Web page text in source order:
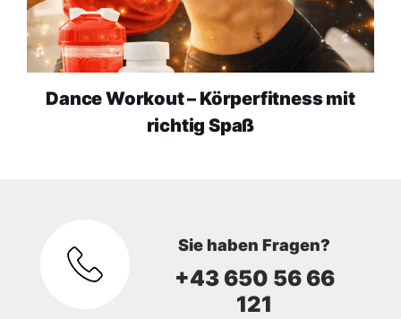
Dance Workout – Körperfitness mit
richtig Spaß
Sie haben Fragen?
+43 650 56 66
121